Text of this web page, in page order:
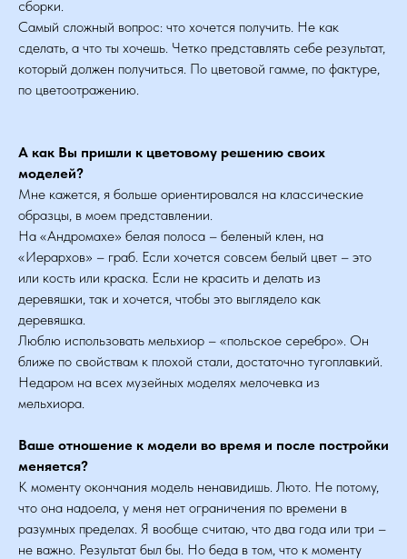
сборки.
Самый сложный вопрос: что хочется получить. Не как
сделать, а что ты хочешь. Четко представлять себе результат,
который должен получиться. По цветовой гамме, по фактуре,
по цветоотражению.
А как Вы пришли к цветовому решению своих
моделей?
Мне кажется, я больше ориентировался на классические
образцы, в моем представлении.
На «Андромахе» белая полоса – беленый клен, на
«Иерархов» – граб. Если хочется совсем белый цвет – это
или кость или краска. Если не красить и делать из
деревяшки, так и хочется, чтобы это выглядело как
деревяшка.
Люблю использовать мельхиор – «польское серебро». Он
ближе по свойствам к плохой стали, достаточно тугоплавкий.
Недаром на всех музейных моделях мелочевка из
мельхиора.
Ваше отношение к модели во время и после постройки
меняется?
К моменту окончания модель ненавидишь. Люто. Не потому,
что она надоела, у меня нет ограничения по времени в
разумных пределах. Я вообще считаю, что два года или три –
не важно. Результат был бы. Но беда в том, что к моменту